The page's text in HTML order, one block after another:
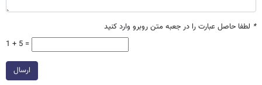
* لطفا حاصل عبارت را در جعبه متن روبرو وارد کنید
1 + 5 =
ارسال